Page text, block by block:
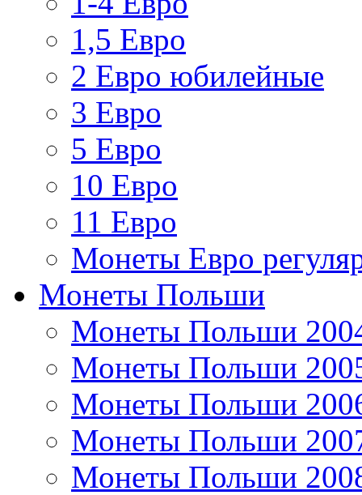
1,5 Евро
2 Евро юбилейные
3 Евро
5 Евро
10 Евро
11 Евро
Монеты Евро
Монеты Польши
Монеты Польши
Монеты Польши
Монеты Польши
Монеты Польши
Монеты Польши